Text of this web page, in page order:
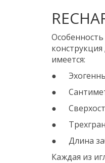
имеется:
●
●
●
●
● Длина
Каждая из